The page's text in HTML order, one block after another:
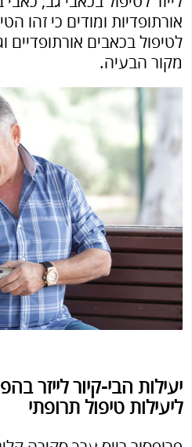
אורתופדיות ומודים כי זהו
לטיפול בכאבים אורתופדיים
מקור הבעיה.
יעילות הבי-קיור לייזר
ליעילות טיפול תרופתי